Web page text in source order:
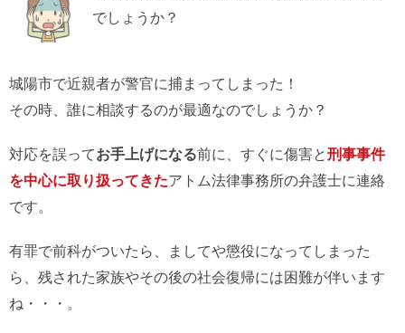
でしょうか？
城陽市で近親者が警官に捕まってしまった！
その時、誰に相談するのが最適なのでしょうか？
対応を誤ってお手上げになる前に、すぐに傷害と刑事事件
を中心に取り扱ってきたアトム法律事務所の弁護士に連絡
です。
有罪で前科がついたら、ましてや懲役になってしまった
ら、残された家族やその後の社会復帰には困難が伴います
ね・・・。